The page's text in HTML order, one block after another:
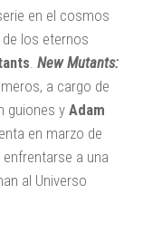
en el cosmos
los eternos
. New Mutants:
a cargo de
guiones y Adam
en marzo de
a una
al Universo